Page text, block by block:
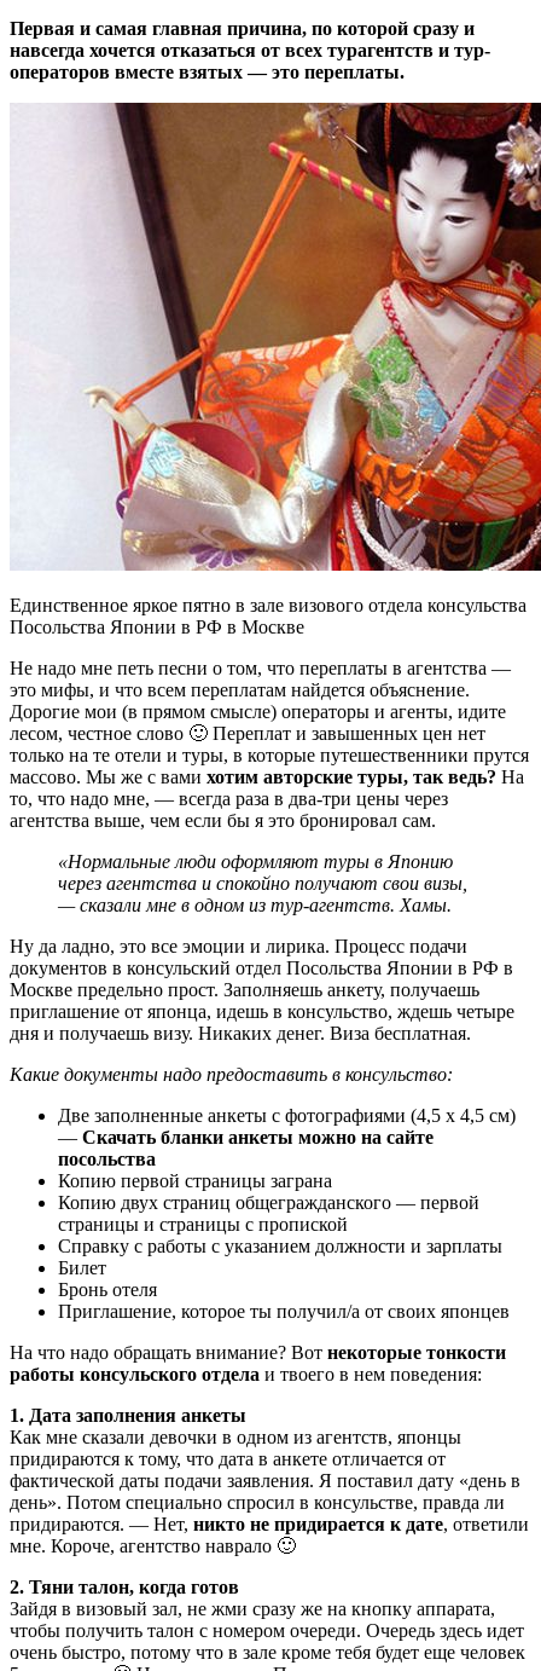
Первая и самая главная причина, по которой сразу и
навсегда хочется отказаться от всех турагентств и тур-
операторов вместе взятых — это переплаты.
Единственное яркое пятно в зале визового отдела консульства
Посольства Японии в РФ в Москве
Не надо мне петь песни о том, что переплаты в агентства —
это мифы, и что всем переплатам найдется объяснение.
Дорогие мои (в прямом смысле) операторы и агенты, идите
лесом, честное слово 🙂 Переплат и завышенных цен нет
только на те отели и туры, в которые путешественники прутся
массово. Мы же с вами хотим авторские туры, так ведь? На
то, что надо мне, — всегда раза в два-три цены через
агентства выше, чем если бы я это бронировал сам.
«Нормальные люди оформляют туры в Японию
через агентства и спокойно получают свои визы,
— сказали мне в одном из тур-агентств. Хамы.
Ну да ладно, это все эмоции и лирика. Процесс подачи
документов в консульский отдел Посольства Японии в РФ в
Москве предельно прост. Заполняешь анкету, получаешь
приглашение от японца, идешь в консульство, ждешь четыре
дня и получаешь визу. Никаких денег. Виза бесплатная.
Какие документы надо предоставить в консульство:
Две заполненные анкеты с фотографиями (4,5 х 4,5 см)
— Скачать бланки анкеты можно на сайте
посольства
Копию первой страницы заграна
Копию двух страниц общегражданского — первой
страницы и страницы с пропиской
Справку с работы с указанием должности и зарплаты
Билет
Бронь отеля
Приглашение, которое ты получил/а от своих японцев
На что надо обращать внимание? Вот некоторые тонкости
работы консульского отдела и твоего в нем поведения:
1. Дата заполнения анкеты
Как мне сказали девочки в одном из агентств, японцы
придираются к тому, что дата в анкете отличается от
фактической даты подачи заявления. Я поставил дату «день в
день». Потом специально спросил в консульстве, правда ли
придираются. — Нет, никто не придирается к дате, ответили
мне. Короче, агентство наврало 🙂
2. Тяни талон, когда готов
Зайдя в визовый зал, не жми сразу же на кнопку аппарата,
чтобы получить талон с номером очереди. Очередь здесь идет
очень быстро, потому что в зале кроме тебя будет еще человек